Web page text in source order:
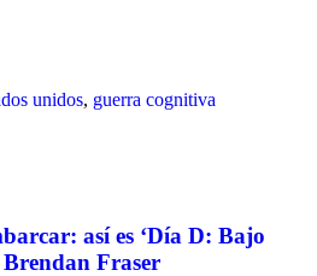
unidos, guerra cognitiva
así es ‘Día D: Bajo
Brendan Fraser